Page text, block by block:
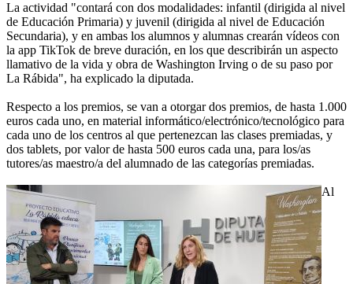
La actividad "contará con dos modalidades: infantil (dirigida al nivel
de Educación Primaria) y juvenil (dirigida al nivel de Educación
Secundaria), y en ambas los alumnos y alumnas crearán vídeos con
la app TikTok de breve duración, en los que describirán un aspecto
llamativo de la vida y obra de Washington Irving o de su paso por
La Rábida", ha explicado la diputada.
Respecto a los premios, se van a otorgar dos premios, de hasta 1.000
euros cada uno, en material informático/electrónico/tecnológico para
cada uno de los centros al que pertenezcan las clases premiadas, y
dos tablets, por valor de hasta 500 euros cada una, para los/as
tutores/as maestro/a del alumnado de las categorías premiadas.
Al